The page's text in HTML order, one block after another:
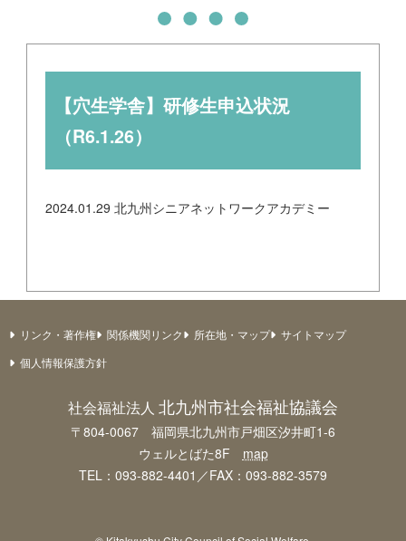
【穴生学舎】研修生申込状況
（R6.1.26）
2024.01.29 北九州シニアネットワークアカデミー
リンク・著作権 関係機関リンク 所在地・マップ
サイトマップ
個人情報保護方針
社会福祉法人 北九州市社会福祉協議会
〒804-0067 福岡県北九州市戸畑区汐井町1-6
ウェルとばた8F map
TEL：093-882-4401／FAX：093-882-3579